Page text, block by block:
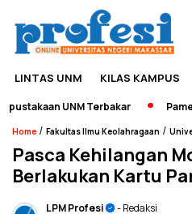
LINTAS UNM KILAS KAMPUS
UNM Terbakar
Home / Fakultas Ilmu Keolahragaan /
Pasca Kehilangan
Berlakukan Kartu
LPM Profesi
- Redaksi